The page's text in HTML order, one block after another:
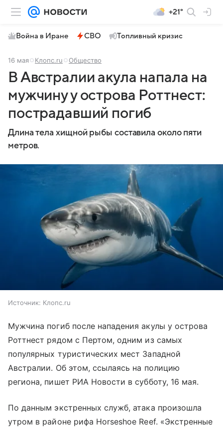
+21°
Война в Иране СВО Топливный кризис
16 мая Клопс.ru Общество
В Австралии акула напала на
мужчину у острова Роттнест:
пострадавший погиб
Длина тела хищной рыбы составила около пяти
метров.
Источник: Клопс.ru
Мужчина погиб после нападения акулы у острова
Роттнест рядом с Пертом, одним из самых
популярных туристических мест Западной
Австралии. Об этом, ссылаясь на полицию
региона, пишет РИА Новости в субботу, 16 мая.
По данным экстренных служб, атака произошла
утром в районе рифа Horseshoe Reef. «Экстренные